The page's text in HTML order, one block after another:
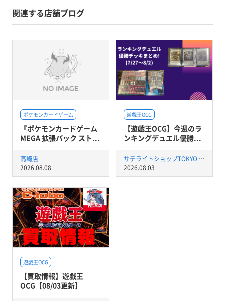
関連する店舗ブログ
ポケモンカードゲーム
『ポケモンカードゲーム
MEGA 拡張パック スト...
高崎店
2026.08.08
遊戯王OCG
【遊戯王OCG】今週のラ
ンキングデュエル優勝...
サテライトショップTOKYO 秋葉原店
2026.08.03
遊戯王OCG
【買取情報】遊戯王
OCG【08/03更新】